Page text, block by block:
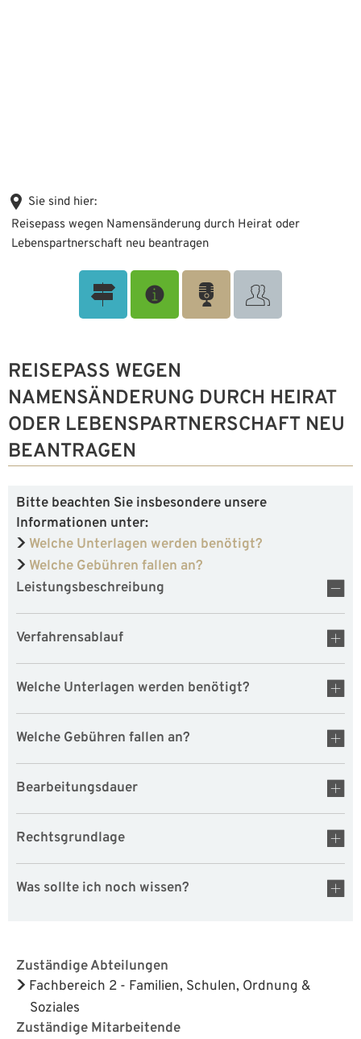
Sie sind hier:
Reisepass wegen Namensänderung durch Heirat oder
Lebenspartnerschaft neu beantragen
REISEPASS WEGEN
NAMENSÄNDERUNG DURCH HEIRAT
ODER LEBENSPARTNERSCHAFT NEU
BEANTRAGEN
Bitte beachten Sie insbesondere unsere
Informationen unter:
Welche Unterlagen werden benötigt?
Welche Gebühren fallen an?
Leistungsbeschreibung
Verfahrensablauf
Welche Unterlagen werden benötigt?
Welche Gebühren fallen an?
Bearbeitungsdauer
Rechtsgrundlage
Was sollte ich noch wissen?
Zuständige Abteilungen
Fachbereich 2 - Familien, Schulen, Ordnung &
Soziales
Zuständige Mitarbeitende